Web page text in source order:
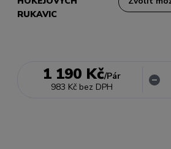
RUKAVIC
1 190 Kč/Pár
983 Kč bez DPH